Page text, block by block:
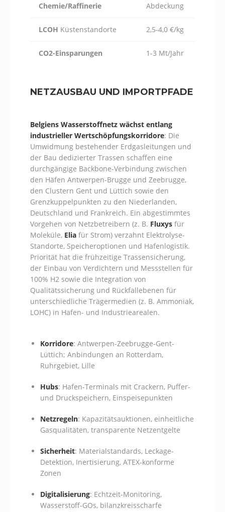
Chemie/Raffinerie Abdeckung
LCOH Küstenstandorte 2,5-4,0 €/kg
CO2-Einsparungen 1-3 Mt/Jahr
NETZAUSBAU UND IMPORTPFADE
Belgiens Wasserstoffnetz wächst entlang
industrieller Wertschöpfungskorridore: Die
Umwidmung bestehender Erdgasleitungen und
der Bau dedizierter Trassen schaffen eine
durchgängige Backbone-Verbindung zwischen
den Häfen Antwerpen-Brugge und Zeebrugge,
den Clustern Gent und Lüttich sowie den
Grenzkuppelpunkten zu den Niederlanden,
Deutschland und Frankreich. Ein abgestimmtes
Vorgehen von Netzbetreibern (z. B. Fluxys für
Moleküle, Elia für Strom) verzahnt Elektrolyse-
Standorte, Speicheroptionen und Hafenlogistik.
Priorität hat die frühzeitige Trassensicherung,
der Einbau von Verdichtern und Messstellen für
100% H2 sowie die Integration von
Qualitätssicherung und Rückfallebenen für
unterschiedliche Trägermedien (z. B. Ammoniak,
LOHC) in Hafen- und Industriearealen.
Korridore: Antwerpen-Zeebrugge-Gent-
Lüttich; Anbindungen an Rotterdam,
Ruhrgebiet, Lille
Hubs: Hafen-Terminals mit Crackern, Puffer-
und Druckspeichern, Einspeisepunkten
Netzregeln: Kapazitätsauktionen, einheitliche
Gasqualitäten, transparente Netzentgelte
Sicherheit: Materialstandards, Leckage-
Detektion, Inertisierung, ATEX-konforme
Zonen
Digitalisierung: Echtzeit-Monitoring,
Wasserstoff-GOs, bilanzkreisscharfe